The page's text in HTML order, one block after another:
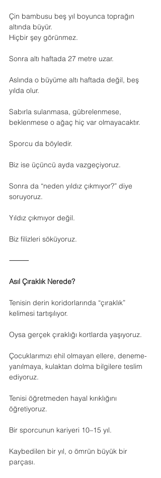
Çin bambusu beş yıl boyunca toprağın
altında büyür.
Hiçbir şey görünmez.
Sonra altı haftada 27 metre uzar.
Aslında o büyüme altı haftada değil, beş
yılda olur.
Sabırla sulanmasa, gübrelenmese,
beklenmese o ağaç hiç var olmayacaktır.
Sporcu da böyledir.
Biz ise üçüncü ayda vazgeçiyoruz.
Sonra da “neden yıldız çıkmıyor?” diye
soruyoruz.
Yıldız çıkmıyor değil.
Biz filizleri söküyoruz.
⸻
Asıl Çıraklık Nerede?
Tenisin derin koridorlarında “çıraklık”
kelimesi tartışılıyor.
Oysa gerçek çıraklığı kortlarda yaşıyoruz.
Çocuklarımızı ehil olmayan ellere, deneme-
yanılmaya, kulaktan dolma bilgilere teslim
ediyoruz.
Tenisi öğretmeden hayal kırıklığını
öğretiyoruz.
Bir sporcunun kariyeri 10–15 yıl.
Kaybedilen bir yıl, o ömrün büyük bir
parçası.